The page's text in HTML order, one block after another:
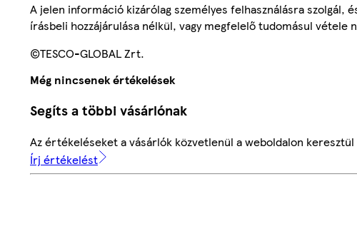
A jelen információ kizárólag személyes felhasználásra szolgál,
írásbeli hozzájárulása nélkül, vagy megfelelő tudomásul vétele
©TESCO-GLOBAL Zrt.
Még nincsenek értékelések
Segíts a többi vásárlónak
Az értékeléseket a vásárlók közvetlenül a weboldalon
Írj értékelést